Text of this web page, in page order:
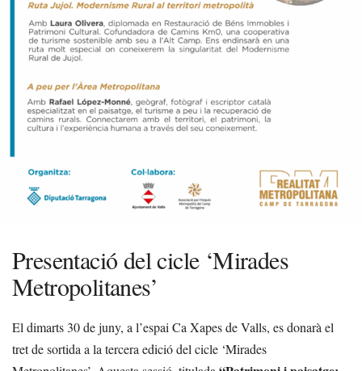
Presentació del cicle ‘Mirades
Metropolitanes’
El dimarts 30 de juny, a l’espai Ca Xapes de Valls, es donarà el
tret de sortida a la tercera edició del cicle ‘Mirades